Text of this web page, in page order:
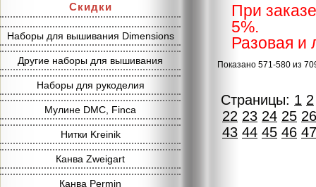
Скидки
Наборы для вышивания Dimensions
Другие наборы для вышивания
Наборы для рукоделия
Мулине DMC, Finca
Нитки Kreinik
Канва Zweigart
Канва Permin
При
5%.
Разовая и
Показано 571-580 из
Страницы: 1 2
22 23 24 25 26
43 44 45 46 47